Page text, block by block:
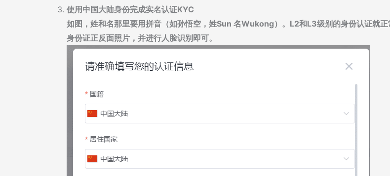
使用中国大陆身份完成实名认证KYC
如图，姓和名那里要用拼音（如孙悟空，姓Sun 名Wukong）。L2和L3级别的身份认证就正
身份证正反面照片，并进行人脸识别即可。